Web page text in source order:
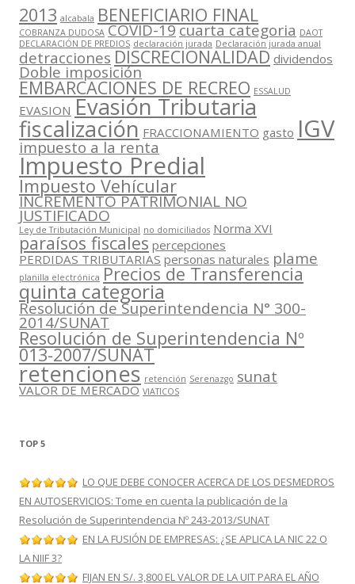
2013 alcabala BENEFICIARIO FINAL
COBRANZA DUDOSA COVID-19cuarta categoria DAOT
DECLARACIÓN DE PREDIOS declaración jurada Declaración jurada anual
detracciones DISCRECIONALIDAD dividendos
Doble imposición
EMBARCACIONES DE RECREO ESSALUD
EVASION Evasión Tributaria
fiscalización FRACCIONAMIENTO gasto IGV
impuesto a la renta
Impuesto Predial
Impuesto Vehícular
INCREMENTO PATRIMONIAL NO
JUSTIFICADO
Ley de Tributación Municipal no domiciliados Norma XVI
paraísos fiscales percepciones
PERDIDAS TRIBUTARIAS personas naturales plame
planilla electrónica Precios de Transferencia
quinta categoria
Resolución de Superintendencia N° 300-
2014/SUNAT
Resolución de Superintendencia Nº
013-2007/SUNAT
retenciones retención Serenazgo sunat
VALOR DE MERCADO VIATICOS
TOP 5
LO QUE DEBE CONOCER ACERCA DE LOS DESMEDROS
EN AUTOSERVICIOS: Tome en cuenta la publicación de la
Resolución de Superintendencia Nº 243-2013/SUNAT
EN LA FUSIÓN DE EMPRESAS: ¿SE APLICA LA NIC 22 O
LA NIIF 3?
FIJAN EN S/. 3,800 EL VALOR DE LA UIT PARA EL AÑO